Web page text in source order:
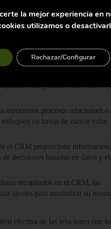
clara y organizada de los
del cliente.
una gestión segura y confiable de la
y normativas de privacidad.
una gestión más efectiva y
procesos relacionados
en tareas de mayor valor
el CRM proporciona información
decisiones basadas en datos y el
recopilados en el CRM, las
ajustes para maximizar su
efectiva de las relaciones con
la mejor experiencia en
utilizamos o
Rechazar/Configurar